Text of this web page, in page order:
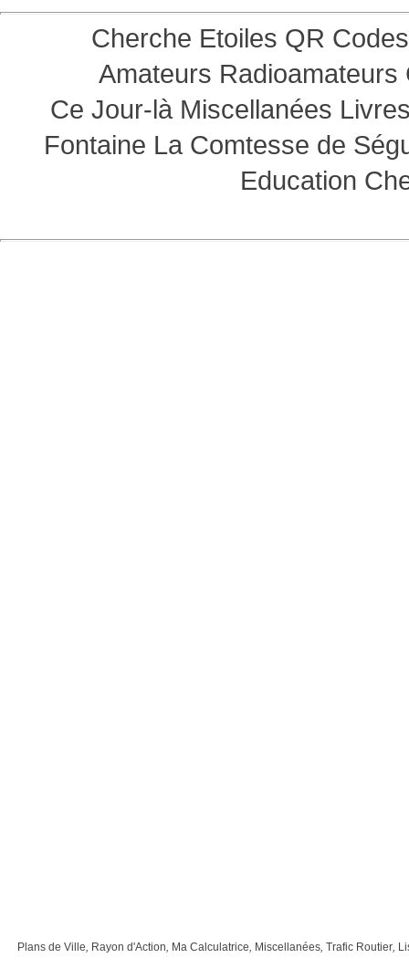
Cherche Etoiles QR Codes
Amateurs Radioamateurs
Ce Jour-là Miscellanées
Fontaine La Comtesse de
Education
Plans de Ville, Rayon d'Action, Ma Calculatrice, Miscellanées, Trafic Routier,